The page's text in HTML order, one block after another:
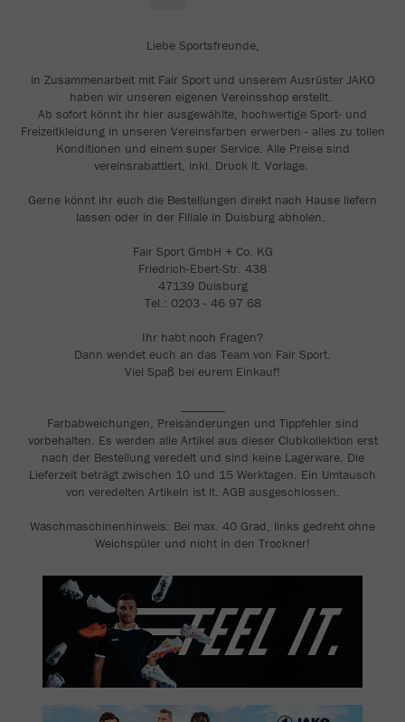
Liebe Sportsfreunde,
in Zusammenarbeit mit Fair Sport und unserem Ausrüster JAKO
haben wir unseren eigenen Vereinsshop erstellt.
Ab sofort könnt ihr hier ausgewählte, hochwertige Sport- und
Freizeitkleidung in unseren Vereinsfarben erwerben - alles zu tollen
Konditionen und einem super Service. Alle Preise sind
vereinsrabattiert, inkl. Druck lt. Vorlage.
Gerne könnt ihr euch die Bestellungen direkt nach Hause liefern
lassen oder in der Filiale in Duisburg abholen.
Fair Sport GmbH + Co. KG
Friedrich-Ebert-Str. 438
47139 Duisburg
Tel.: 0203 - 46 97 68
Ihr habt noch Fragen?
Dann wendet euch an das Team von Fair Sport.
Viel Spaß bei eurem Einkauf!
Farbabweichungen, Preisänderungen und Tippfehler sind
vorbehalten. Es werden alle Artikel aus dieser Clubkollektion erst
nach der Bestellung veredelt und sind keine Lagerware. Die
Lieferzeit beträgt zwischen 10 und 15 Werktagen. Ein Umtausch
von veredelten Artikeln ist lt. AGB ausgeschlossen.
Waschmaschinenhinweis: Bei max. 40 Grad, links gedreht ohne
Weichspüler und nicht in den Trockner!